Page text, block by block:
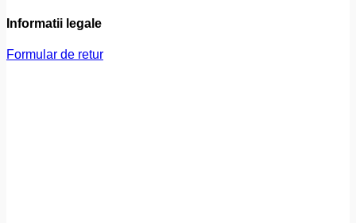
Informatii legale
Formular de retur